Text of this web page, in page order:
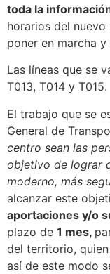
toda la
horarios del nuevo
poner en marcha
Las líneas que se
T013, T014 y T015.
El trabajo que se
General de
centro sean las
objetivo de lograr
moderno, más
alcanzar este
aportaciones y/o
plazo de 1 mes,
del territorio,
así de este modo